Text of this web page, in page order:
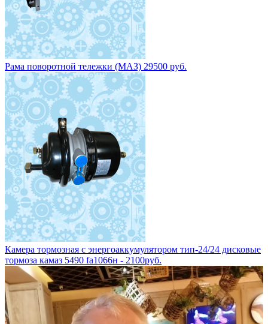
Рама поворотной тележки (МАЗ) 29500 руб.
Камера тормозная с энергоаккумулятором тип-24/24 дисковые
тормоза камаз 5490 fa1066н - 2100руб.